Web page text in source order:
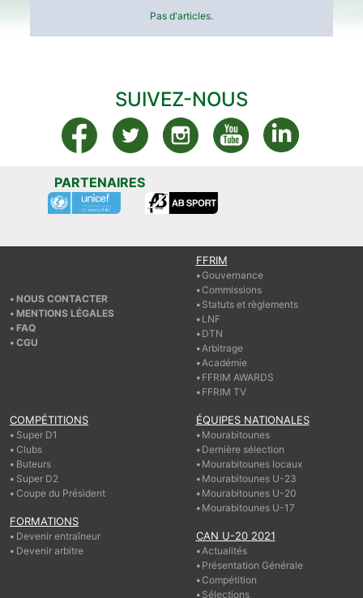
Pas d'articles.
SUIVEZ-NOUS
PARTENAIRES
NOUS CONTACTER
MENTIONS LÉGALES
FAQ
CGU
FFRIM
Gouvernance
Commissions
Statuts et règlements
LNF
DTN
Arbitrage
Académie
FFRIM AWARDS
FFRIM TV
COMPÉTITIONS
Super D1
Clubs
Buteurs
Super D2
Coupe du Président
FORMATIONS
Devenir entraîneur
Devenir arbitre
ÉQUIPES NATIONALES
Mourabitounes
Dernière sélection
Mourabitounes locaux
Mourabitounes U-23
Mourabitounes U-20
Mourabitounes U-17
CAN U-20 2021
Actualités
Présentation Générale
Compétition
Sélections